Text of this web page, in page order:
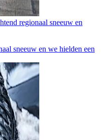
regionaal sneeuw en
sneeuw en we hielden een